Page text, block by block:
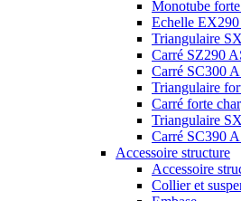
Monotube
Echelle
Triangulaire
Carré SZ290
Carré SC300
Triangulaire
Carré forte
Triangulaire
Carré SC390
Accessoire structure
Accessoire
Collier et